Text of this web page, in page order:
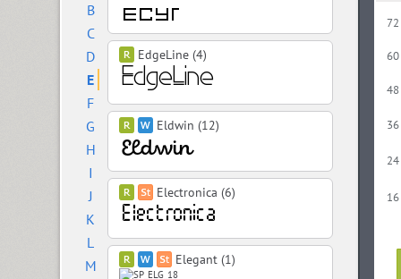
B
C
D
E
F
G
H
I
J
K
L
M
EdgeLine (4)
Eldwin (12)
Electronica (6)
Elegant (1)